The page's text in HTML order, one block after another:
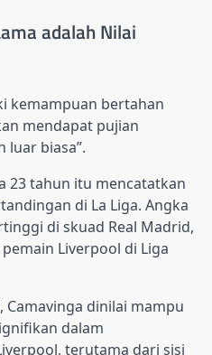
adalah Nilai
kemampuan bertahan
mendapat pujian
luar biasa”.
23 tahun itu mencatatkan
di La Liga. Angka
di skuad Real Madrid,
Liverpool di Liga
dinilai mampu
dalam
terutama dari sisi